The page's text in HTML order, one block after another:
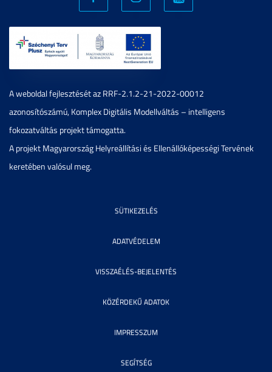
A weboldal fejlesztését az RRF-2.1.2-21-2022-00012
azonosítószámú, Komplex Digitális Modellváltás – intelligens
fokozatváltás projekt támogatta.
A projekt Magyarország Helyreállítási és Ellenállóképességi Tervének
keretében valósul meg.
SÜTIKEZELÉS
ADATVÉDELEM
VISSZAÉLÉS-BEJELENTÉS
KÖZÉRDEKŰ ADATOK
IMPRESSZUM
SEGÍTSÉG